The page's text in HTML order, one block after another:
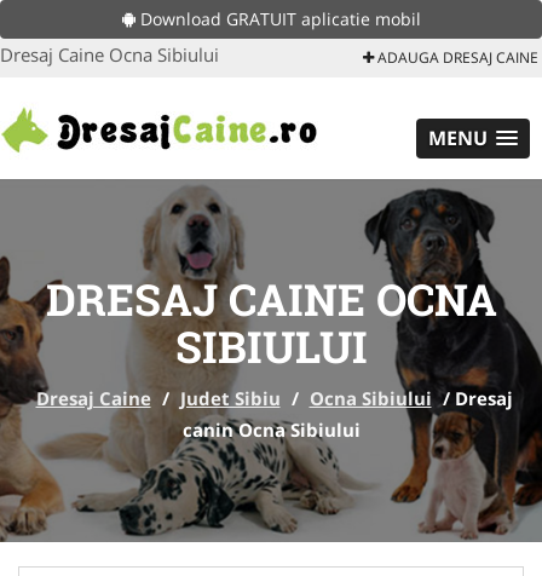
Download GRATUIT aplicatie mobil
Dresaj Caine Ocna Sibiului ADAUGA DRESAJ CAINE
MENU
DRESAJ CAINE OCNA
SIBIULUI
Dresaj Caine / Judet Sibiu / Ocna Sibiului / Dresaj
canin Ocna Sibiului